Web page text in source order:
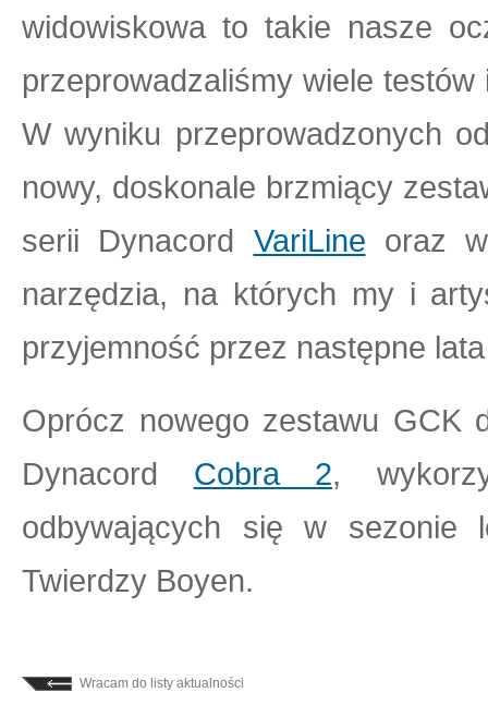
widowiskowa to takie nasze
przeprowadzaliśmy wiele
W wyniku przeprowadzonych
nowy, doskonale brzmiący
serii Dynacord VariLine oraz
narzędzia, na których my i
przyjemność przez następne
Oprócz nowego zestawu GCK
Dynacord Cobra 2,
odbywających się w sezonie
Twierdzy Boyen.
Wracam do listy aktualności